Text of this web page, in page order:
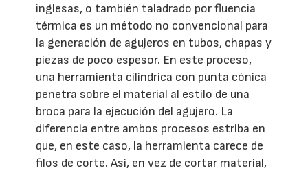
inglesas, o también taladrado por fluencia
térmica es un método no convencional para
la generación de agujeros en tubos, chapas y
piezas de poco espesor. En este proceso,
una herramienta cilíndrica con punta cónica
penetra sobre el material al estilo de una
broca para la ejecución del agujero. La
diferencia entre ambos procesos estriba en
que, en este caso, la herramienta carece de
filos de corte. Así, en vez de cortar material,